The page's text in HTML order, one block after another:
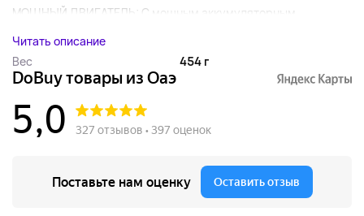
МОЩНЫЙ ДВИГАТЕЛЬ: С мощным аккумуляторным...
Читать описание
Вес
454 г